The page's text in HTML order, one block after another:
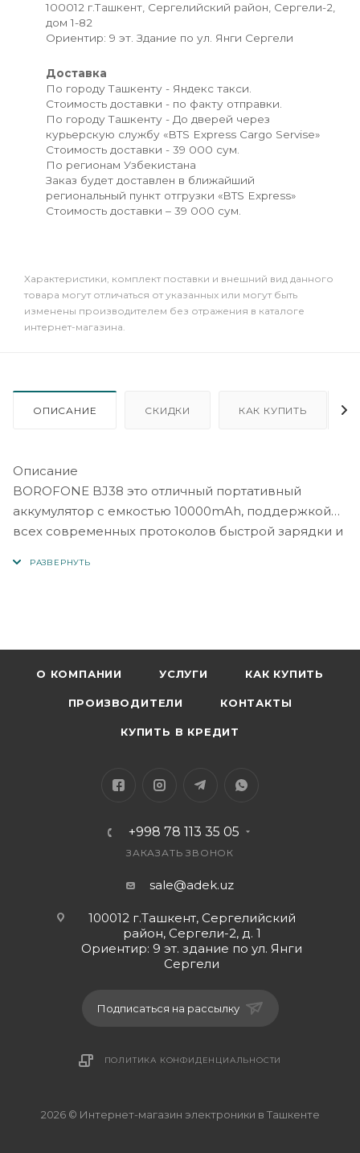
100012 г.Ташкент, Сергелийский район, Сергели-2,
дом 1-82
Ориентир: 9 эт. Здание по ул. Янги Сергели
Доставка
По городу Ташкенту - Яндекс такси.
Стоимость доставки - по факту отправки.
По городу Ташкенту - До дверей через
курьерскую службу «BTS Express Cargo Servise»
Стоимость доставки - 39 000 сум.
По регионам Узбекистана
Заказ будет доставлен в ближайший
региональный пункт отгрузки «BTS Express»
Стоимость доставки – 39 000 сум.
Xарактеристики, комплект поставки и внешний вид данного
товара могут отличаться от указанных или могут быть
изменены производителем без отражения в каталоге
интернет-магазина.
ОПИСАНИЕ СКИДКИ КАК КУПИТЬ
Описание
BOROFONE BJ38 это отличный портативный
аккумулятор с емкостью 10000mAh, поддержкой
всех современных протоколов быстрой зарядки и
Вход: Micro-USB / USB Type-C
Выход: USB Type-C и 2 USB-A
литий-полимерная батарея.
Поддержка всех современных протоколов
Интеллектуальная защита от перегрузки и
Размеры: 144*68*14 мм. Вес: 222 г.
О КОМПАНИИ УСЛУГИ КАК КУПИТЬ
ПРОИЗВОДИТЕЛИ КОНТАКТЫ
КУПИТЬ В КРЕДИТ
+998 78 113 35 05
ЗАКАЗАТЬ ЗВОНОК
sale@adek.uz
100012 г.Ташкент, Сергелийский
район, Сергели-2, д. 1
Ориентир: 9 эт. здание по ул. Янги
Сергели
Подписаться на рассылку
ПОЛИТИКА КОНФИДЕНЦИАЛЬНОСТИ
2026 © Интернет-магазин электроники в Ташкенте